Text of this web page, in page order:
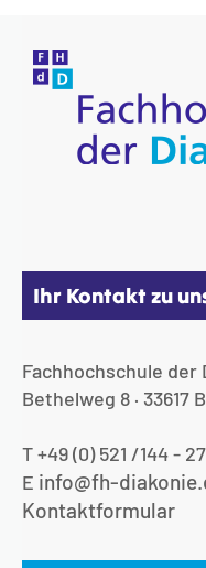
Ihr Kontakt zu
Fachhochschule der
Bethelweg 8 · 33617
T +49 (0) 521 /144 -
E info@fh-
Kontaktformular